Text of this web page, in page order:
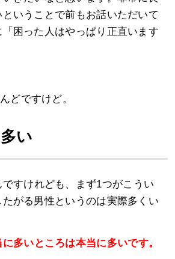
いうことで前もお話いただいて
困った人はやっぱり正直います
どですけど。
い
すけれども、まず1つがこうい
がる男性というのは実際多くい
多いところは本当に多いです。